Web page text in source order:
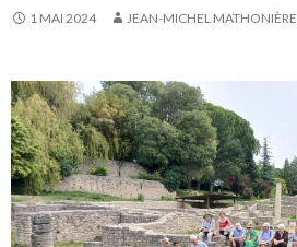
1 MAI 2024 JEAN-MICHEL MATHONIÈRE